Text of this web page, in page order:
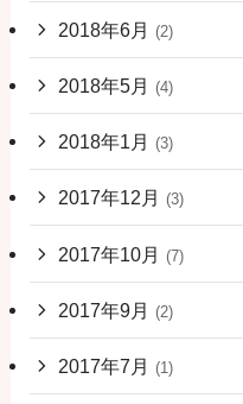
2018年6月 (2)
2018年5月 (4)
2018年1月 (3)
2017年12月 (3)
2017年10月 (7)
2017年9月 (2)
2017年7月 (1)